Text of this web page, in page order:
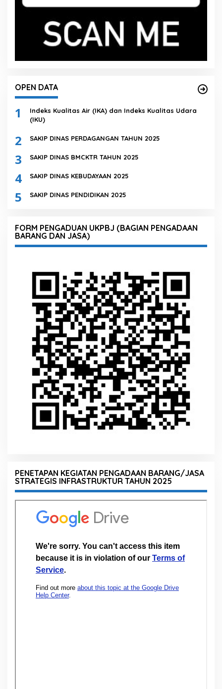
OPEN DATA
1
Indeks Kualitas Air (IKA) dan Indeks Kualitas Udara
(IKU)
2 SAKIP DINAS PERDAGANGAN TAHUN 2025
3 SAKIP DINAS BMCKTR TAHUN 2025
4 SAKIP DINAS KEBUDAYAAN 2025
5 SAKIP DINAS PENDIDIKAN 2025
FORM PENGADUAN UKPBJ (BAGIAN PENGADAAN
BARANG DAN JASA)
PENETAPAN KEGIATAN PENGADAAN BARANG/JASA
STRATEGIS INFRASTRUKTUR TAHUN 2025